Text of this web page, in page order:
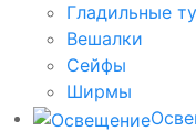
Гладильные
Вешалки
Сейфы
Ширмы